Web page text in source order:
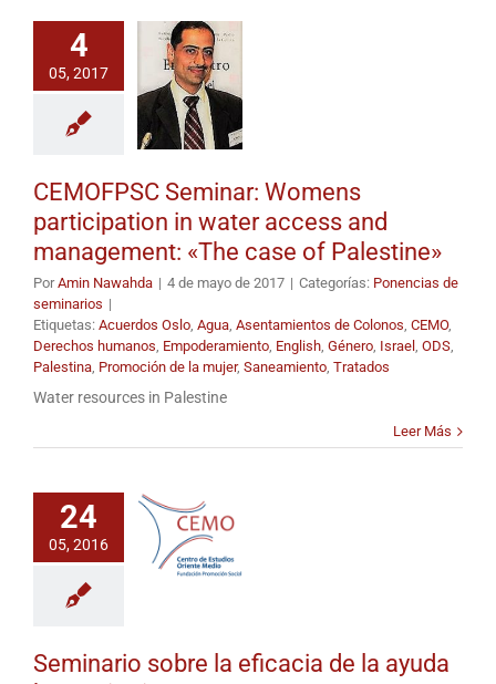
4
05, 2017
CEMOFPSC Seminar: Womens
participation in water access and
management: «The case of Palestine»
PorAmin Nawahda | 4 de mayo de 2017 | Categorías: Ponencias de
seminarios |
Etiquetas: Acuerdos Oslo, Agua, Asentamientos de Colonos, CEMO,
Derechos humanos, Empoderamiento, English, Género, Israel , ODS,
Palestina, Promoción de la mujer, Saneamiento, Tratados
Water resources in Palestine
Leer Más
24
05, 2016
Seminario sobre la eficacia de la ayuda